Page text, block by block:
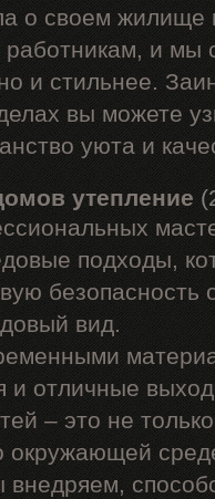
о своем
и
и стильнее.
вы можете
уюта и
утепление
подходы,
безопасность
вид.
и отличные
– это не
окружающей
внедряем,